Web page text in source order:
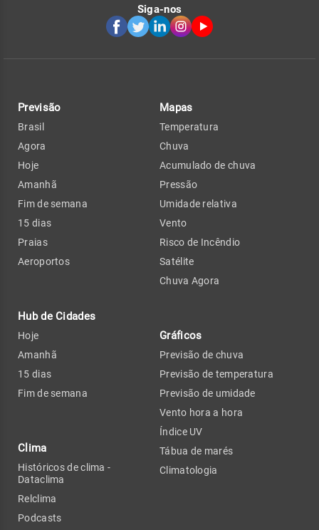
Siga-nos
Previsão
Brasil
Agora
Hoje
Amanhã
Fim de semana
15 dias
Praias
Aeroportos
Hub de Cidades
Hoje
Amanhã
15 dias
Fim de semana
Clima
Históricos de clima -
Dataclima
Relclima
Podcasts
Mapas
Temperatura
Chuva
Acumulado de chuva
Pressão
Umidade relativa
Vento
Risco de Incêndio
Satélite
Chuva Agora
Gráficos
Previsão de chuva
Previsão de temperatura
Previsão de umidade
Vento hora a hora
Índice UV
Tábua de marés
Climatologia